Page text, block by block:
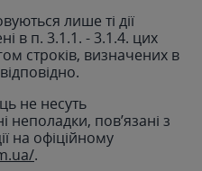
лише ті дії
в п. 3.1.1. - 3.1.4. цих
строків, визначених в
не несуть
неполадки, пов’язані з
на офіційному
.